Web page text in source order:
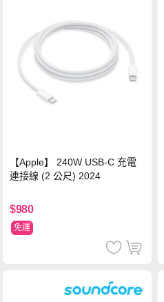
【Apple】 240W USB-C 充電
連接線 (2 公尺) 2024
$980
免運